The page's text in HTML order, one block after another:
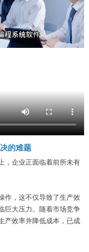
的难题
，企业正面临着前所未有
作，这不仅导致了生产效
巨大压力。
随着市场竞争
产效率并降低成本，已成